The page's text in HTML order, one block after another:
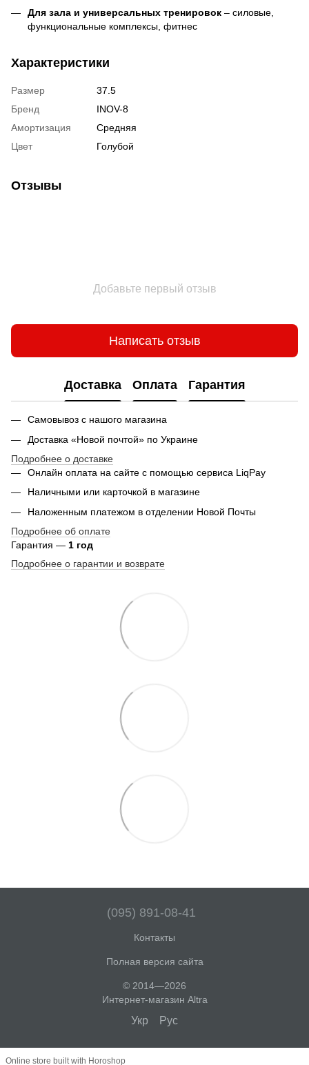
Для зала и универсальных тренировок – силовые,
функциональные комплексы, фитнес
Характеристики
Размер
37.5
Бренд
INOV-8
Амортизация
Средняя
Цвет
Голубой
Отзывы
Добавьте первый отзыв
Написать отзыв
Доставка Оплата Гарантия
Самовывоз с нашого магазина
Доставка «Новой почтой» по Украине
Подробнее о доставке
Онлайн оплата на сайте с помощью сервиса LiqPay
Наличными или карточкой в магазине
Наложенным платежом в отделении Новой Почты
Подробнее об оплате
Гарантия — 1 год
Подробнее о гарантии и возврате
(095) 891-08-41
Контакты
Полная версия сайта
© 2014—2026
Интернет-магазин Altra
Укр Рус
Online store built with Horoshop